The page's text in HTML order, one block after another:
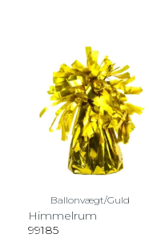
Ballonvægt/Guld
Himmelrum
99185